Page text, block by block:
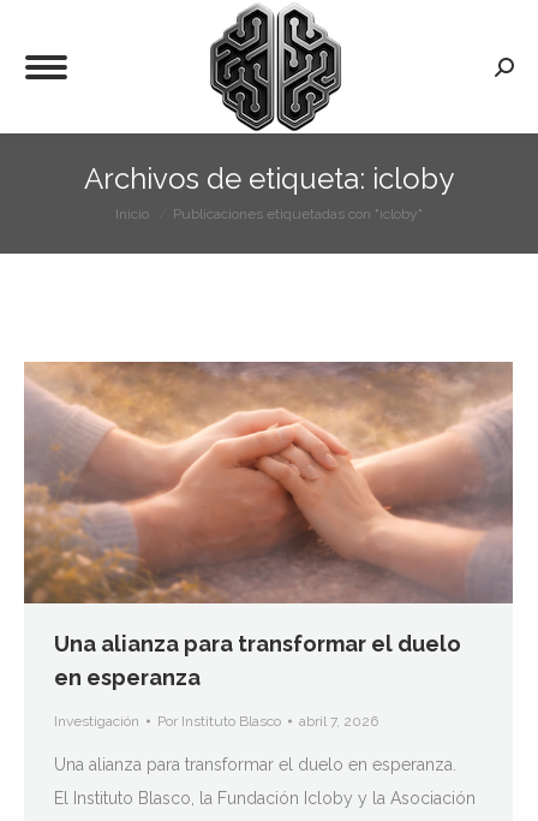
Archivos de etiqueta: icloby
Estás aquí:
Inicio Publicaciones etiquetadas con "icloby"
Una alianza para transformar el duelo
en esperanza
Investigación Por Instituto Blasco abril 7, 2026
Una alianza para transformar el duelo en esperanza.
El Instituto Blasco, la Fundación Icloby y la Asociación